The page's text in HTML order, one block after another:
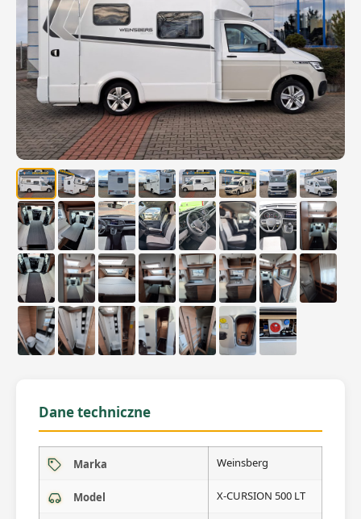
Dane techniczne
Marka Weinsberg
Model X-CURSION 500 LT